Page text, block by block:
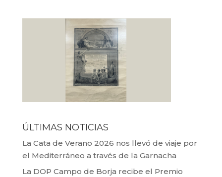
ÚLTIMAS NOTICIAS
La Cata de Verano 2026 nos llevó de viaje por
el Mediterráneo a través de la Garnacha
La DOP Campo de Borja recibe el Premio